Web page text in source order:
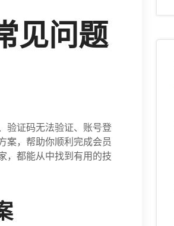
见问题
验证码无法验证、账号登
案，帮助你顺利完成会员
，都能从中找到有用的技